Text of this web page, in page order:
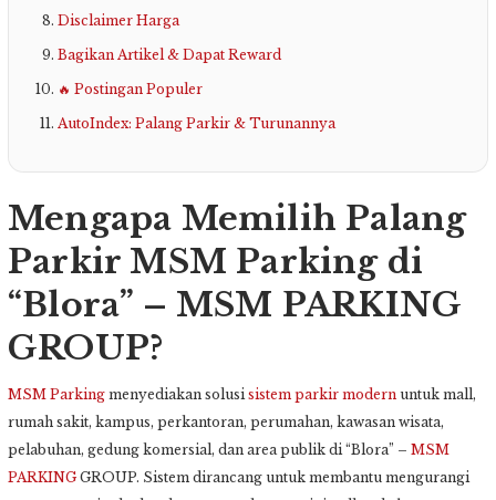
Disclaimer Harga
Bagikan Artikel & Dapat Reward
🔥 Postingan Populer
AutoIndex: Palang Parkir & Turunannya
Mengapa Memilih Palang
Parkir MSM Parking di
“Blora” – MSM PARKING
GROUP?
MSM Parking menyediakan solusi sistem parkir modern untuk mall,
rumah sakit, kampus, perkantoran, perumahan, kawasan wisata,
pelabuhan, gedung komersial, dan area publik di “Blora” – MSM
PARKING GROUP. Sistem dirancang untuk membantu mengurangi